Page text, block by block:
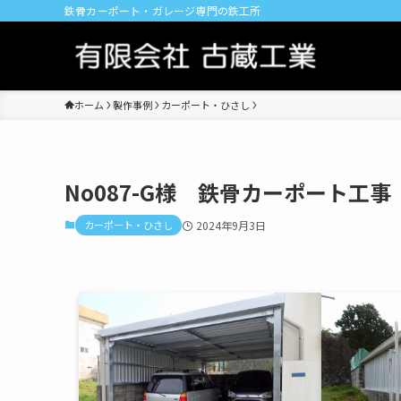
鉄骨カーポート・ガレージ専門の鉄工所
ホーム 製作事例 カーポート・ひさし
No087-G様 鉄骨カーポート工事
カーポート・ひさし 2024年9月3日